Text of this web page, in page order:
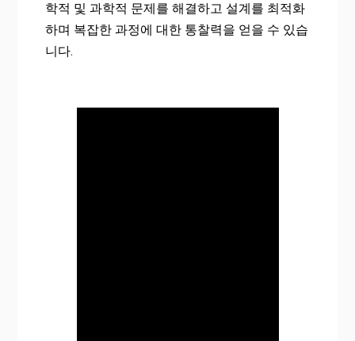
학적 및 과학적 문제를 해결하고 설계를 최적화
하며 복잡한 과정에 대한 통찰력을 얻을 수 있습
니다.